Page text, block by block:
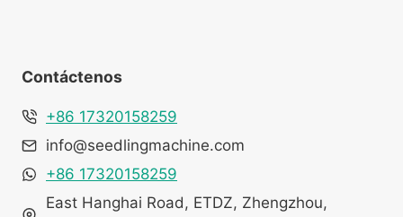
Contáctenos
+86 17320158259
info@seedlingmachine.com
+86 17320158259
East Hanghai Road, ETDZ, Zhengzhou,